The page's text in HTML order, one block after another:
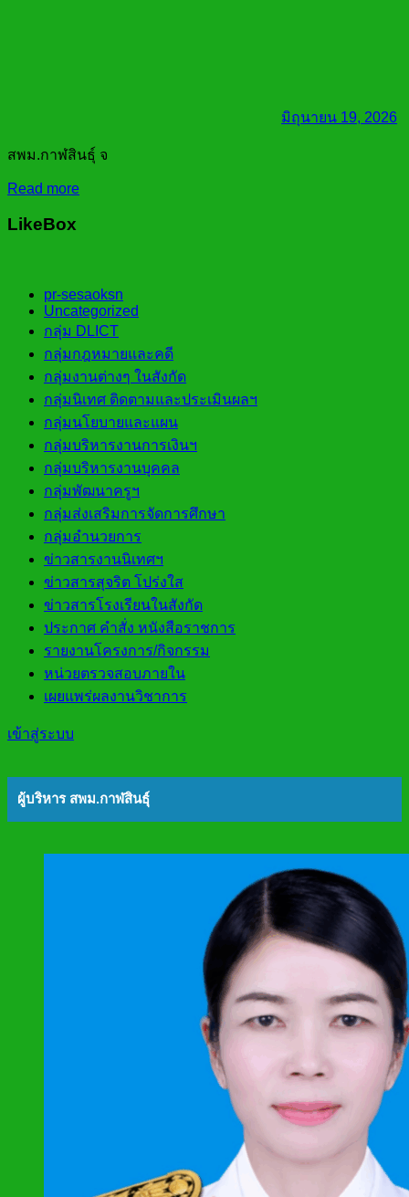
มิถุนายน 19, 2026
สพม.กาฬสินธุ์ จ
Read more
LikeBox
pr-sesaoksn
Uncategorized
กลุ่ม DLICT
กลุ่มกฎหมายและคดี
กลุ่มงานต่างๆ ในสังกัด
กลุ่มนิเทศ ติดตามและประเมินผลฯ
กลุ่มนโยบายและแผน
กลุ่มบริหารงานการเงินฯ
กลุ่มบริหารงานบุคคล
กลุ่มพัฒนาครูฯ
กลุ่มส่งเสริมการจัดการศึกษา
กลุ่มอำนวยการ
ข่าวสารงานนิเทศฯ
ข่าวสารสุจริต โปร่งใส
ข่าวสารโรงเรียนในสังกัด
ประกาศ คำสั่ง หนังสือราชการ
รายงานโครงการ/กิจกรรม
หน่วยตรวจสอบภายใน
เผยแพร่ผลงานวิชาการ
เข้าสู่ระบบ
ผู้บริหาร สพม.กาฬสินธุ์